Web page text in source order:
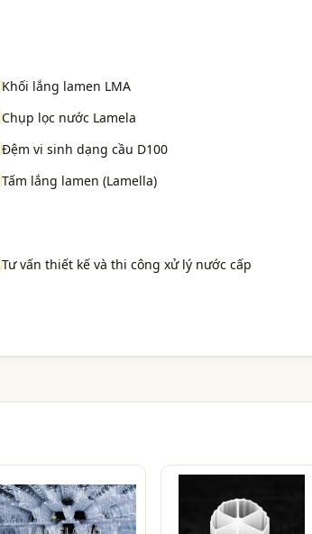
Khối lắng lamen LMA
Chụp lọc nước Lamela
Đệm vi sinh dạng cầu D100
Tấm lắng lamen (Lamella)
Tư vấn thiết kế và thi công xử lý nước cấp